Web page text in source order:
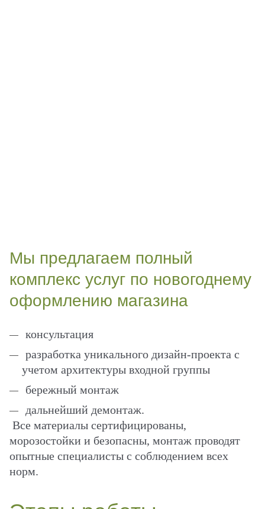
Мы предлагаем полный
комплекс услуг по новогоднему
оформлению магазина
консультация
разработка уникального дизайн-проекта с
учетом архитектуры входной группы
бережный монтаж
дальнейший демонтаж.
Все материалы сертифицированы,
морозостойки и безопасны, монтаж проводят
опытные специалисты с соблюдением всех
норм.